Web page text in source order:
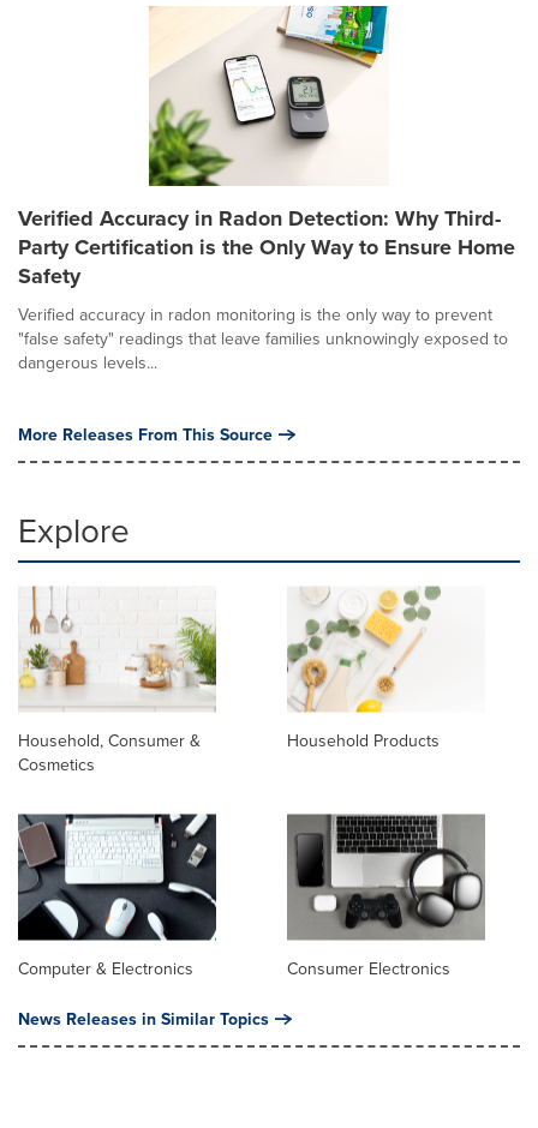
Verified Accuracy in Radon Detection: Why Third-
Party Certification is the Only Way to Ensure Home
Safety
Verified accuracy in radon monitoring is the only way to prevent
"false safety" readings that leave families unknowingly exposed to
dangerous levels...
More Releases From This Source
Explore
Household, Consumer &
Cosmetics
Household Products
Computer & Electronics Consumer Electronics
News Releases in Similar Topics